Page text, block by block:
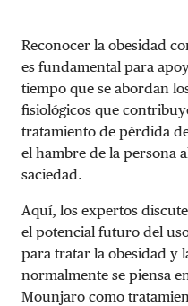
Reconocer la obesidad
es fundamental para
tiempo que se abordan
fisiológicos que
tratamiento de pérdida
el hambre de la persona
saciedad.
Aquí, los expertos
el potencial futuro del
para tratar la obesidad y
normalmente se piensa
Mounjaro como